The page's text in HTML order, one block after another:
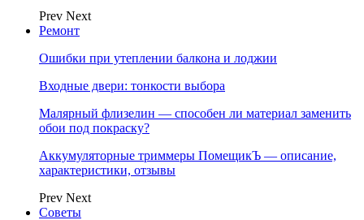
Prev Next
Ремонт
Ошибки при утеплении балкона и лоджии
Входные двери: тонкости выбора
Малярный флизелин — способен ли материал заменить
обои под покраску?
Аккумуляторные триммеры ПомещикЪ — описание,
характеристики, отзывы
Prev Next
Советы